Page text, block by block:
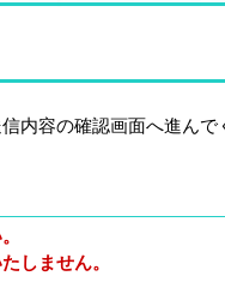
内容の確認画面へ進んで
しません。